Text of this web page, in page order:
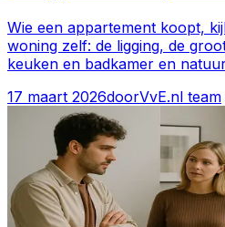
Wie een appartement koopt,
woning zelf: de ligging, de
keuken en badkamer en
17 maart 2026doorVvE.nl team